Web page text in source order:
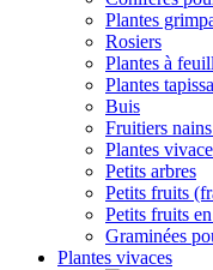
Plantes
Rosiers
Plantes à
Plantes
Buis
Fruitiers
Plantes
Petits arbres
Petits fruits
Petits fruits
Graminées
Plantes vivaces